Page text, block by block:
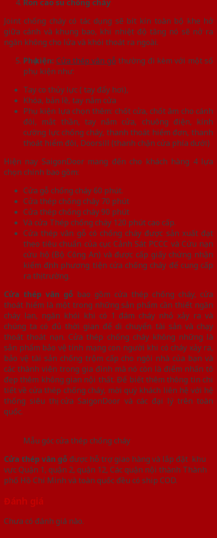
Ron cao su chống cháy
Joint chống cháy có tác dụng sẽ bít kín toàn bộ khe hở
giữa cánh và khung bao, khi nhiệt độ tăng nó sẽ nở ra
ngăn không cho lửa và khói thoát ra ngoài.
Phụ kiện: Cửa thép vân gỗ thường đi kèm với một số
phụ kiện như:
Tay co thủy lực ( tay đẩy hơi),
Khóa, bản lề, tay nắm cửa
Phụ kiện lựa chọn thêm: chốt cửa, chốt âm cho cánh
đôi, mắt thần, tay nắm cửa, chuông điện, kính
cường lực chống cháy, thanh thoát hiểm đơn, thanh
thoát hiểm đôi, Doorsill (thanh chặn cửa phía dưới)
Hiện nay SaigonDoor mang đến cho khách hàng 4 lựa
chọn chính bao gồm:
Cửa gỗ chống cháy 60 phút.
Cửa thép chống cháy 70 phút
Cửa thép chống cháy 90 phút
Và cửa Thép chống cháy 120 phút cao cấp.
Cửa thép vân gỗ có chống cháy được sản xuất đạt
theo tiêu chuẩn của cục Cảnh Sát PCCC và Cứu nạn
cứu hộ (Bộ Công An) và được cấp giấy chứng nhận
kiểm định phương tiện cửa chống cháy để cung cấp
ra thị trường.
Cửa thép vân gỗ bao gồm cửa thép chống cháy, cửa
thoát hiểm là một trong những sản phẩm cần thiết ngăn
cháy lan, ngăn khói khi có 1 đám cháy nhỏ xảy ra và
chúng ta có đủ thời gian để di chuyển tài sản và chạy
thoát thoát nạn. Cửa thép chống cháy không những là
sản phẩm bảo vệ tính mạng con người khi có cháy xảy ra,
bảo vệ tài sản chống trộm cấp cho ngôi nhà của bạn và
các thành viên trong gia đình mà nó còn là điểm nhấn tô
đẹp thêm không gian nội thất. Để biết thêm thông tin chi
tiết về cửa thép chống cháy, mời quý khách liên hệ với hệ
thống siêu thị cửa SaigonDoor và các đại lý trên toàn
quốc.
Mẫu góc cửa thép chống cháy
Cửa thép vân gỗ được hỗ trợ giao hàng và lắp đặt khu
vực Quận 1, quận 2, quận 12, Các quận nội thành Thành
phố Hồ Chí Minh và toàn quốc đều có ship COD.
Đánh giá
Chưa có đánh giá nào.